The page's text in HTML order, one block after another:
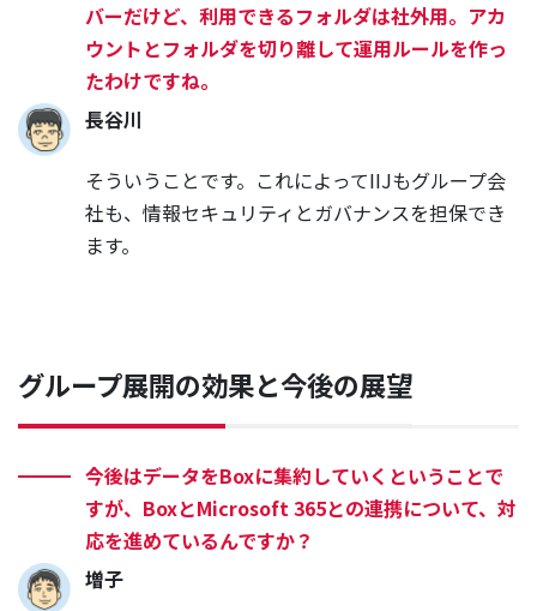
バーだけど、利用できるフォルダは社外用。アカ
ウントとフォルダを切り離して運用ルールを作っ
たわけですね。
長谷川
そういうことです。これによってIIJもグループ会
社も、情報セキュリティとガバナンスを担保でき
ます。
グループ展開の効果と今後の展望
今後はデータをBoxに集約していくということで
すが、BoxとMicrosoft 365との連携について、対
応を進めているんですか？
増子